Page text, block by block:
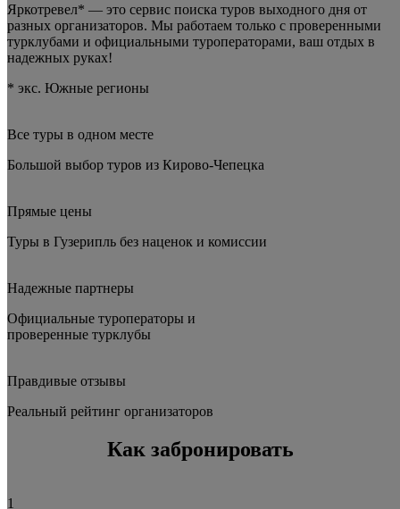
Яркотревел* — это сервис поиска туров выходного дня от
разных организаторов. Мы работаем только с проверенными
турклубами и официальными туроператорами, ваш отдых в
надежных руках!
* экс. Южные регионы
Все туры в одном месте
Большой выбор туров из Кирово-Чепецка
Прямые цены
Туры в Гузерипль без наценок и комиссии
Надежные партнеры
Официальные туроператоры и
проверенные турклубы
Правдивые отзывы
Реальный рейтинг организаторов
Как забронировать
1